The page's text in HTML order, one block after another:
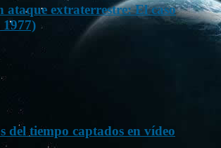
ataque extraterrestre: El caso
1977)
del tiempo captados en vídeo